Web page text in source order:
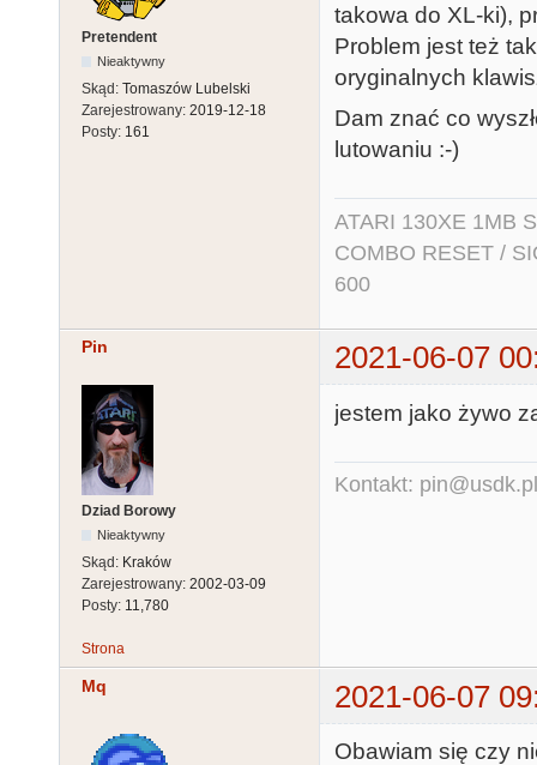
Pretendent
Nieaktywny
Skąd: Tomaszów Lubelski
Zarejestrowany: 2019-12-18
Posty: 161
takowa do XL-ki),
Problem jest też
oryginalnych
Dam znać co
lutowaniu :-)
ATARI 130XE 1MB
COMBO RESET /
600
Pin 2021-06-07
Dziad Borowy
Nieaktywny
Skąd: Kraków
Zarejestrowany: 2002-03-09
Posty: 11,780
jestem jako żywo
Kontakt: pin@usdk.pl
Strona
Mq 2021-06-07
Obawiam się czy